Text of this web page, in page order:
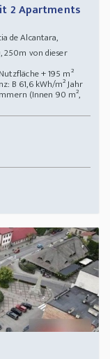
2 Apartments
de Alcantara,
250m von dieser
+ 195 m²
B 61,6 kWh/m² Jahr
(Innen 90 m²,